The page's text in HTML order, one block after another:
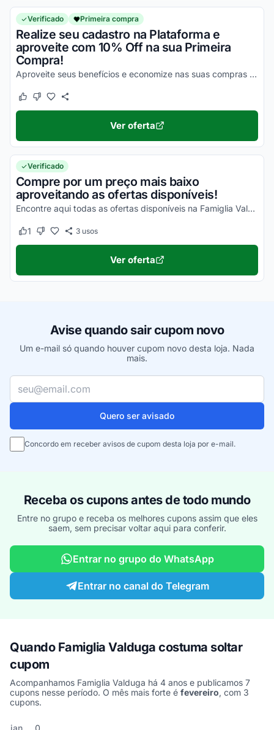
Verificado Primeira compra
Realize seu cadastro na Plataforma e
aproveite com 10% Off na sua Primeira
Compra!
Aproveite seus benefícios e economize nas suas compras da melhor maneira possível!
Este cupom funcionou
Este cupom não funcionou
Ver oferta
Verificado
Compre por um preço mais baixo
aproveitando as ofertas disponíveis!
Encontre aqui todas as ofertas disponíveis na Famiglia Valduga e economize agora mesmo!
Este cupom funcionou
1 Este cupom não funcionou
3usos
Ver oferta
Avise quando sair cupom novo
Um e-mail só quando houver cupom novo desta loja. Nada
mais.
Seu e-mail
Quero ser avisado
Concordo em receber avisos de cupom desta loja por e-mail.
Receba os cupons antes de todo mundo
Entre no grupo e receba os melhores cupons assim que eles
saem, sem precisar voltar aqui para conferir.
Entrar no grupo do WhatsApp
Entrar no canal do Telegram
Quando Famiglia Valduga costuma soltar
cupom
Acompanhamos Famiglia Valduga há 4 anos e publicamos 7
cupons nesse período. O mês mais forte é fevereiro, com 3
cupons.
Cupons de Famiglia Valduga publicados por mês, somando os
Mês Cupons publicados
jan 0